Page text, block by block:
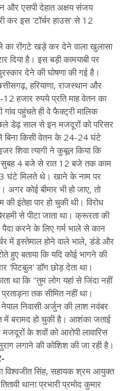
और एसपी देहात अक्षय संजय
कर इस 'टॉर्चर हाउस' से 12
का रोंगटे खड़े कर देने वाला खुलासा
दिया है। इस बड़ी कामयाबी पर
देने की घोषणा की गई है।
हरियाणा, राजस्थान और
हजार रुपये प्रति माह वेतन का
गांव पहुंचते ही वे फैक्ट्री मालिक
डेढ़ साल से इन मजदूरों को परिसर
बिना किसी वेतन के 24-24 घंटे
शिवा त्यागी ने कुबूल किया कि
सुबह 4 बजे से रात 12 बजे तक काम
घंटे मिलते थे। खाने के नाम पर
अगर कोई बीमार भी हो जाए, तो
इंतेहा पार हो चुकी थी। विरोध
से पीटा जाता था। क्रूरता की
करने के लिए गर्म भाले से कान
में इस्तेमाल होने वाले भाले, डंडे और
हुए बताया कि यदि कोई भागने की
'पिटबुल' डॉग छोड़ देता था।
था कि "तुम लोग यहां से जिंदा नहीं
तक सीमित नहीं था।
निवासी अर्जुन की लाश नवंबर
में बरामद हो चुकी है। आशंका जताई
के शवों को आरोपी लावारिस
लगाने की कोशिश की जा रही है।
विश्वजीत सिंह, सहायक श्रम आयुक्त
थाना प्रभारी प्रमोद कुमार